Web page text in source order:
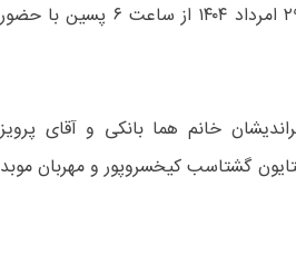
این آیین برابر با چهارشنبه ۲۹ امرداد ۱۴۰۴ از ساعت ۶ پسین با حضور
خانم هما بانکی و آقای پرویز
گشتاسب کیخسروپور و مهربان موبد